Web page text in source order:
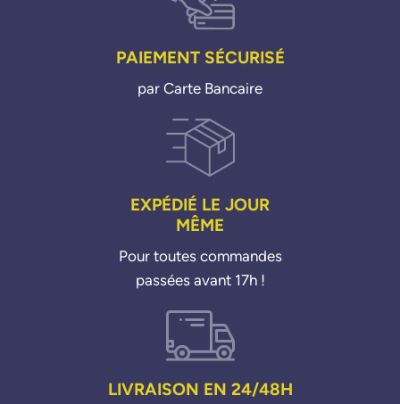
PAIEMENT SÉCURISÉ
par Carte Bancaire
EXPÉDIÉ LE JOUR
MÊME
Pour toutes commandes
passées avant 17h !
LIVRAISON EN 24/48H